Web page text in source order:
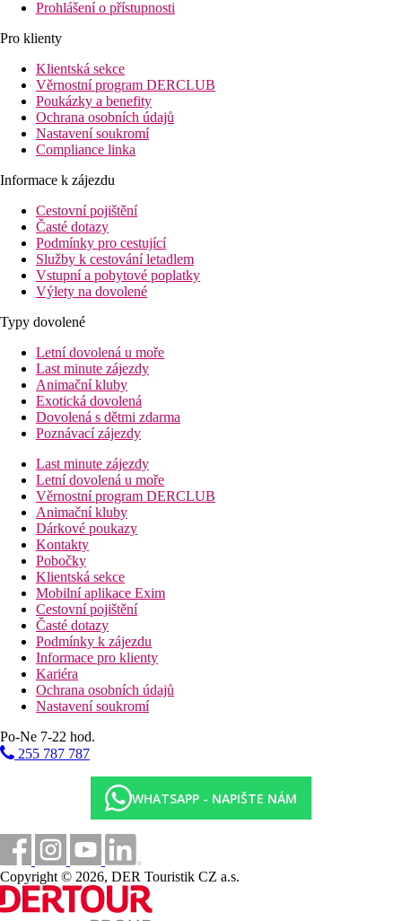
Prohlášení o přístupnosti
Pro klienty
Klientská sekce
Věrnostní program DERCLUB
Poukázky a benefity
Ochrana osobních údajů
Nastavení soukromí
Compliance linka
Informace k zájezdu
Cestovní pojištění
Časté dotazy
Podmínky pro cestující
Služby k cestování letadlem
Vstupní a pobytové poplatky
Výlety na dovolené
Typy dovolené
Letní dovolená u moře
Last minute zájezdy
Animační kluby
Exotická dovolená
Dovolená s dětmi zdarma
Poznávací zájezdy
Last minute zájezdy
Letní dovolená u moře
Věrnostní program DERCLUB
Animační kluby
Dárkové poukazy
Kontakty
Pobočky
Klientská sekce
Mobilní aplikace Exim
Cestovní pojištění
Časté dotazy
Podmínky k zájezdu
Informace pro klienty
Kariéra
Ochrana osobních údajů
Nastavení soukromí
Po-Ne 7-22 hod.
255 787 787
WHATSAPP - NAPIŠTE NÁM
Copyright © 2026, DER Touristik CZ a.s.